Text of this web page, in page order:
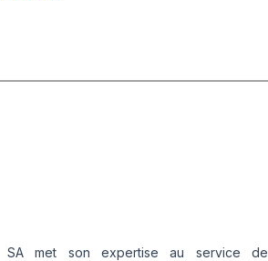
SA met son expertise au service de